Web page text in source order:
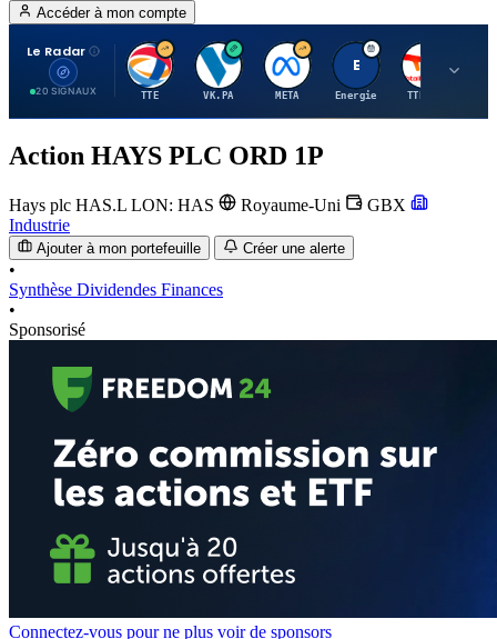
Accéder à mon compte
Le Radar
20 SIGNAUX
T
TTE
V
VK.PA
M
META
E
Energie
T
TTE.PA
Action HAYS PLC ORD 1P
Hays plc HAS.L LON: HAS Royaume-Uni
GBX
Industrie
Ajouter à mon portefeuille Créer une alerte
•
Synthèse Dividendes Finances
•
Sponsorisé
Connectez-vous pour ne plus voir de sponsors